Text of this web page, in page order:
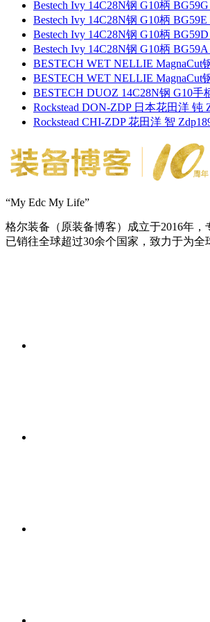
Bestech Ivy 14C28N钢 G10柄
Bestech Ivy 14C28N钢 G10柄
Bestech Ivy 14C28N钢 G10柄
Bestech Ivy 14C28N钢 G10柄
BESTECH WET NELLIE MagnaCut
BESTECH WET NELLIE MagnaCut
BESTECH DUOZ 14C28N钢 G10手
Rockstead DON-ZDP 日本花田洋 钝
Rockstead CHI-ZDP 花田洋 智
“My Edc My Life”
格尔装备（原装备博客）成立于2016年
已销往全球超过30余个国家，致力于为全